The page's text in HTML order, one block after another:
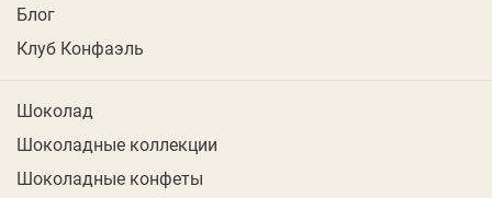
Блог
Клуб Конфаэль
Шоколад
Шоколадные коллекции
Шоколадные конфеты